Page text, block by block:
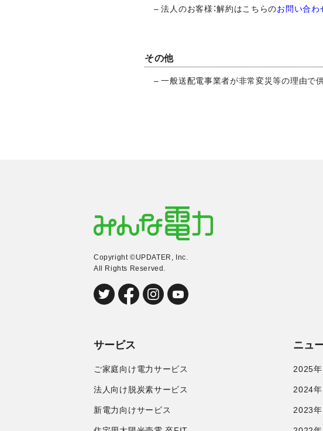
– 法人のお客様：解約はこちらのお問い合わ
その他
– 一般送配電事業者が非常変災等の理由で
Copyright ©UPDATER, Inc.
All Rights Reserved.
サービス
ご家庭向け電力サービス
法人向け脱炭素サービス
新電力向けサービス
ニュ
2025年
2024年
2023年